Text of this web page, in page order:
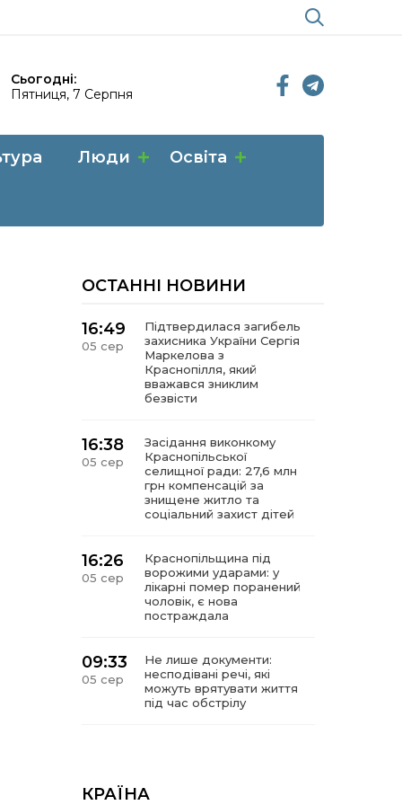
Сьогодні:
Пятниця, 7 Серпня
Люди Освіта
ОСТАННІ НОВИНИ
16:49
05 сер
Підтвердилася загибель
захисника України Сергія
Маркелова з
Краснопілля, який
вважався зниклим
безвісти
16:38
05 сер
Засідання виконкому
Краснопільської
селищної ради: 27,6 млн
грн компенсацій за
знищене житло та
соціальний захист дітей
16:26
05 сер
Краснопільщина під
ворожими ударами: у
лікарні помер поранений
чоловік, є нова
постраждала
09:33
05 сер
Не лише документи:
несподівані речі, які
можуть врятувати життя
під час обстрілу
КРАЇНА